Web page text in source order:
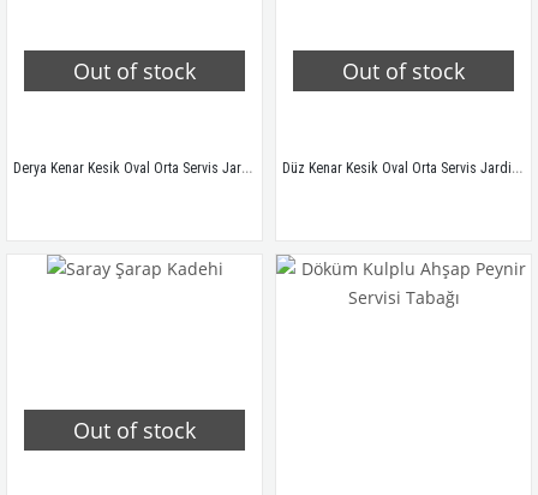
Out of stock
Derya Kenar Kesik Oval Orta Servis Jardinyeri
Out of stock
Düz Kenar Kesik Oval Orta Servis Jardinyeri
Out of stock